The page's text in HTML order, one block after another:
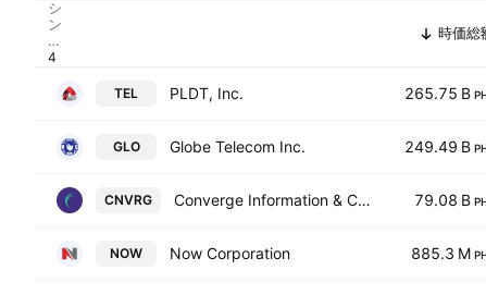
シ
ン
ボ
ル
時価総
TEL PLDT, Inc. 265.75 B
GLO Globe Telecom Inc. 249.49 B
CNVRG Converge Information & Communications Technology Solutions Inc 79.08 B
NOW Now Corporation 885.3 M